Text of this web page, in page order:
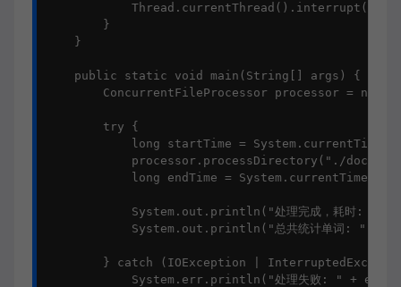
            Thread.currentThread().interrupt();
        }
    }
    public static void main(String[] args) {
ConcurrentFileProcessor processor = new
        try {
long startTime =
processor.processDirectory("./
long endTime =
System.out.println("处理完成，耗时: "
System.out.println("总共统计单词: " +
} catch (IOException |
System.err.println("处理失败: " +